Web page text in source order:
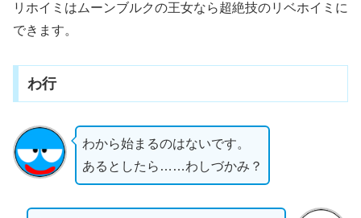
リホイミはムーンブルクの王女なら超絶技のリベホイミに
できます。
わ行
わから始まるのはないです。
あるとしたら……わしづかみ？